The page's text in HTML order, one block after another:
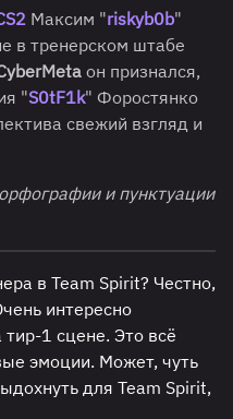
Максим "riskyb0b"
в тренерском штабе
он признался,
"S0tF1k" Форостянко
свежий взгляд и
и пунктуации
в Team Spirit? Честно,
интересно
1 сцене. Это всё
эмоции. Может, чуть
для Team Spirit,